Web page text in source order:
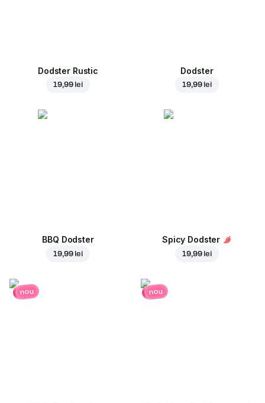
Dodster Rustic
19,99 lei
Dodster
19,99 lei
BBQ Dodster
19,99 lei
Spicy Dodster
19,99 lei
nou nou